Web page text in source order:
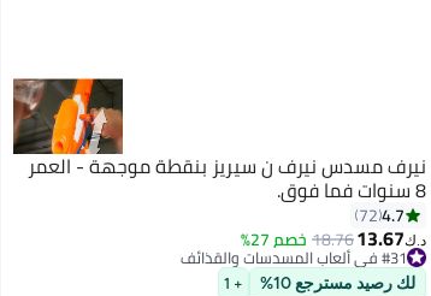
نيرف مسدس نيرف ن سيريز بنقطة موجهة - العمر
8 سنوات فما فوق.
4.7
72
د.ك‏13.67
18.76 خصم 27%
#31 في ألعاب المسدسات والقذائف
#31 في ألعاب المسدسات والقذائف
لك رصيد مسترجع 10% + 1